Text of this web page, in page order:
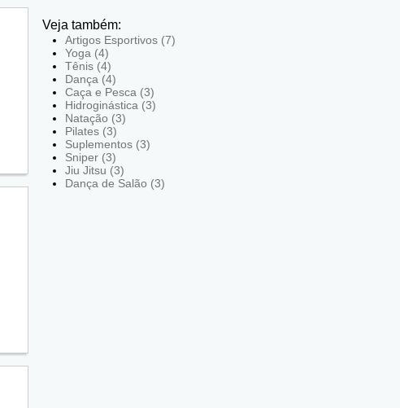
Veja também:
Artigos Esportivos (7)
Yoga (4)
Tênis (4)
Dança (4)
Caça e Pesca (3)
Hidroginástica (3)
Natação (3)
Pilates (3)
Suplementos (3)
Sniper (3)
Jiu Jitsu (3)
Dança de Salão (3)